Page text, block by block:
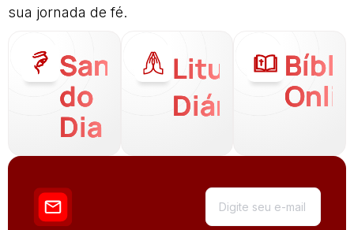
sua jornada de fé.
Santo
do
Dia
Liturgia
Diária